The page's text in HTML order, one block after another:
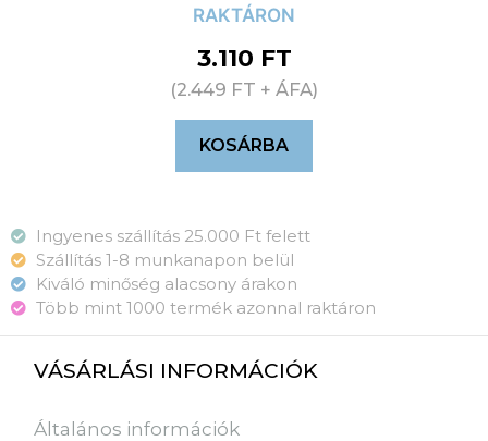
RAKTÁRON
3.110 FT
(2.449 FT + ÁFA)
KOSÁRBA
Ingyenes szállítás 25.000 Ft felett
Szállítás 1-8 munkanapon belül
Kiváló minőség alacsony árakon
Több mint 1000 termék azonnal raktáron
VÁSÁRLÁSI INFORMÁCIÓK
Általános információk